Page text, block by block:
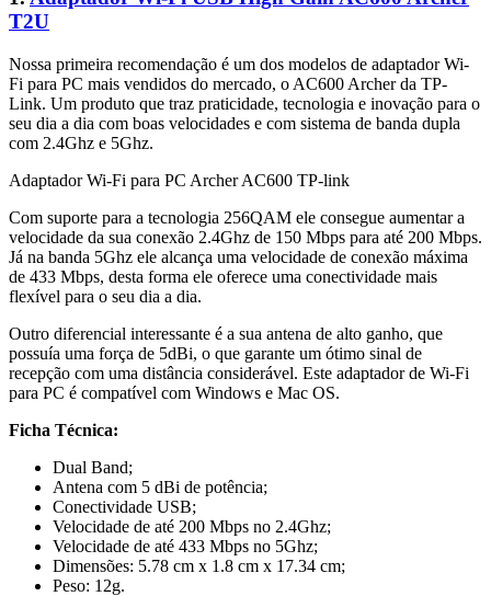
T2U
Nossa primeira recomendação é um dos modelos de adaptador Wi-
Fi para PC mais vendidos do mercado, o AC600 Archer da TP-
Link. Um produto que traz praticidade, tecnologia e inovação para o
seu dia a dia com boas velocidades e com sistema de banda dupla
com 2.4Ghz e 5Ghz.
Adaptador Wi-Fi para PC Archer AC600 TP-link
Com suporte para a tecnologia 256QAM ele consegue aumentar a
velocidade da sua conexão 2.4Ghz de 150 Mbps para até 200 Mbps.
Já na banda 5Ghz ele alcança uma velocidade de conexão máxima
de 433 Mbps, desta forma ele oferece uma conectividade mais
flexível para o seu dia a dia.
Outro diferencial interessante é a sua antena de alto ganho, que
possuía uma força de 5dBi, o que garante um ótimo sinal de
recepção com uma distância considerável. Este adaptador de Wi-Fi
para PC é compatível com Windows e Mac OS.
Ficha Técnica:
Dual Band;
Antena com 5 dBi de potência;
Conectividade USB;
Velocidade de até 200 Mbps no 2.4Ghz;
Velocidade de até 433 Mbps no 5Ghz;
Dimensões: 5.78 cm x 1.8 cm x 17.34 cm;
Peso: 12g.